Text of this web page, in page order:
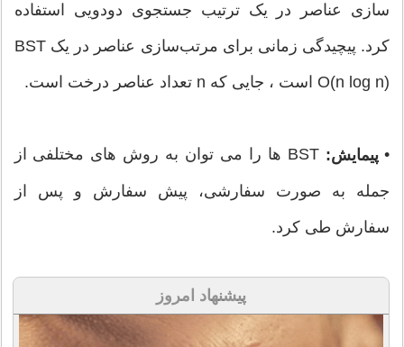
سازی عناصر در یک ترتیب جستجوی دودویی استفاده
کرد. پیچیدگی زمانی برای مرتب‌سازی عناصر در یک BST
O(n log n) است ، جایی که n تعداد عناصر درخت است.
•پیمایش: BST ها را می توان به روش های مختلفی از
جمله به صورت سفارشی، پیش سفارش و پس از
سفارش طی کرد.
پیشنهاد امروز